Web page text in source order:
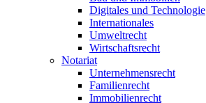
Digitales und Technologie
Internationales
Umweltrecht
Wirtschaftsrecht
Notariat
Unternehmensrecht
Familienrecht
Immobilienrecht